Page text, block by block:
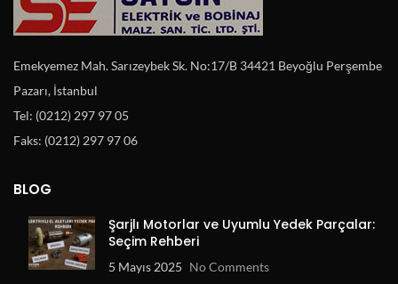
Emekyemez Mah. Sarızeybek Sk. No:17/B 34421 Beyoğlu Perşembe
Pazarı, İstanbul
Tel: (0212) 297 97 05
Faks: (0212) 297 97 06
BLOG
Şarjlı Motorlar ve Uyumlu Yedek Parçalar:
Seçim Rehberi
5 Mayıs 2025 No Comments